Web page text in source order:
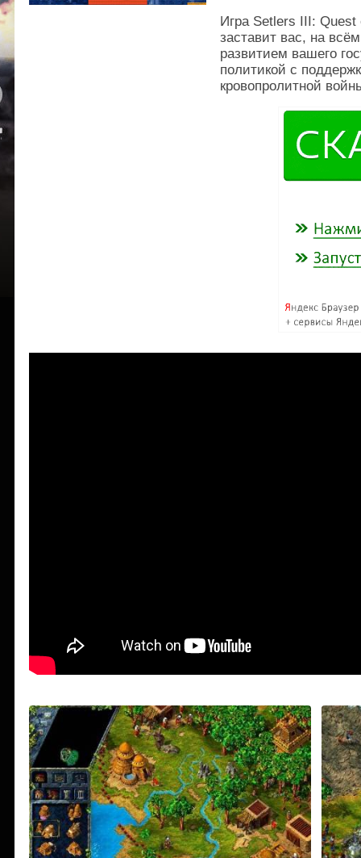
Игра Setlers III:
заставит вас, на
развитием вашего
политикой с
кровопролитной